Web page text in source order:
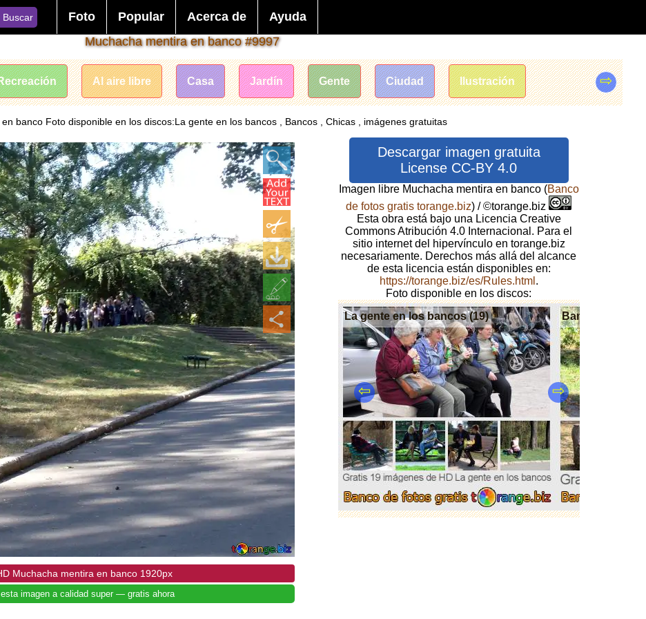
Buscar Foto Popular Acerca de
Ayuda
Muchacha mentira en banco #9997
Al aire libre Casa Jardín Gente Ciudad Ilustración ⇨
banco Foto disponible en los discos:La gente en los bancos , Bancos , Chicas , imágenes gratuitas
Muchacha mentira en banco 1920px
imagen a calidad super — gratis ahora
Descargar imagen gratuita
License CC-BY 4.0
Imagen libre Muchacha mentira en banco (Banco
de fotos gratis torange.biz) / ©torange.biz
Esta obra está bajo una Licencia Creative
Commons Atribución 4.0 Internacional. Para el
sitio internet del hipervínculo en torange.biz
necesariamente. Derechos más allá del alcance
de esta licencia están disponibles en:
https://torange.biz/es/Rules.html .
Foto disponible en los discos:
La gente en los bancos (19)
Bancos (74)
⇦ ⇨